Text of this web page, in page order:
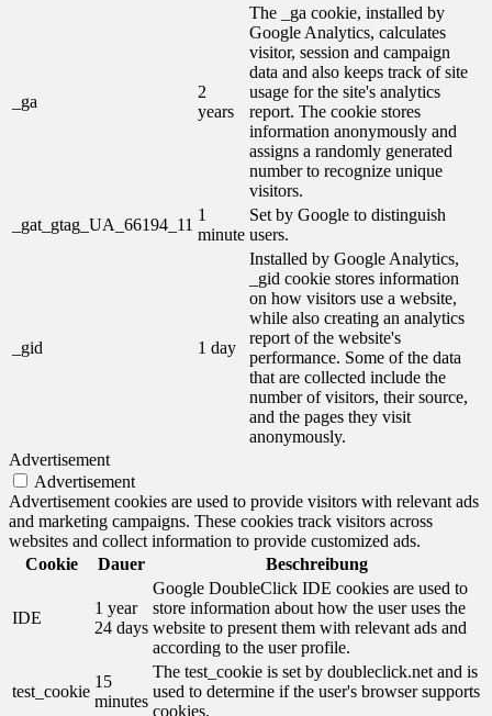
_ga
2
years
The _ga cookie, installed by
Google Analytics, calculates
visitor, session and campaign
data and also keeps track of site
usage for the site's analytics
report. The cookie stores
information anonymously and
assigns a randomly generated
number to recognize unique
visitors.
_gat_gtag_UA_66194_11
1
minute
Set by Google to distinguish
users.
_gid 1 day
Installed by Google Analytics,
_gid cookie stores information
on how visitors use a website,
while also creating an analytics
report of the website's
performance. Some of the data
that are collected include the
number of visitors, their source,
and the pages they visit
anonymously.
Advertisement
Advertisement
Advertisement cookies are used to provide visitors with relevant ads
and marketing campaigns. These cookies track visitors across
websites and collect information to provide customized ads.
Cookie
Dauer Beschreibung
IDE
1 year
24 days
Google DoubleClick IDE cookies are used to
store information about how the user uses the
website to present them with relevant ads and
according to the user profile.
test_cookie
15
minutes
The test_cookie is set by doubleclick.net and is
used to determine if the user's browser supports
cookies.